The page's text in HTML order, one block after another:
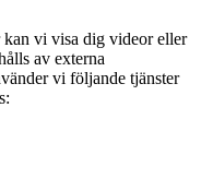
kan vi visa dig videor eller
av externa
vi följande tjänster